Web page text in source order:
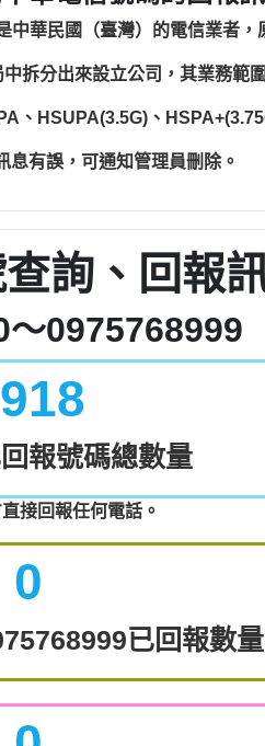
華民國（臺灣）的電信業者，
拆分出來設立公司，其業務範
、HSUPA(3.5G)、
息有誤，可通知管理員刪除。
詢、回報
0975768999
報號碼總數量
接回報任何電話。
0
已回報數量